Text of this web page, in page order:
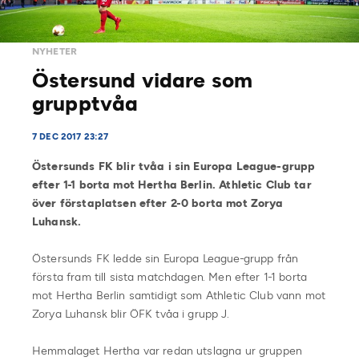
NYHETER
Östersund vidare som
grupptvåa
7 DEC 2017 23:27
Östersunds FK blir tvåa i sin Europa League-grupp
efter 1-1 borta mot Hertha Berlin. Athletic Club tar
över förstaplatsen efter 2-0 borta mot Zorya
Luhansk.
Östersunds FK ledde sin Europa League-grupp från
första fram till sista matchdagen. Men efter 1-1 borta
mot Hertha Berlin samtidigt som Athletic Club vann mot
Zorya Luhansk blir ÖFK tvåa i grupp J.
Hemmalaget Hertha var redan utslagna ur gruppen